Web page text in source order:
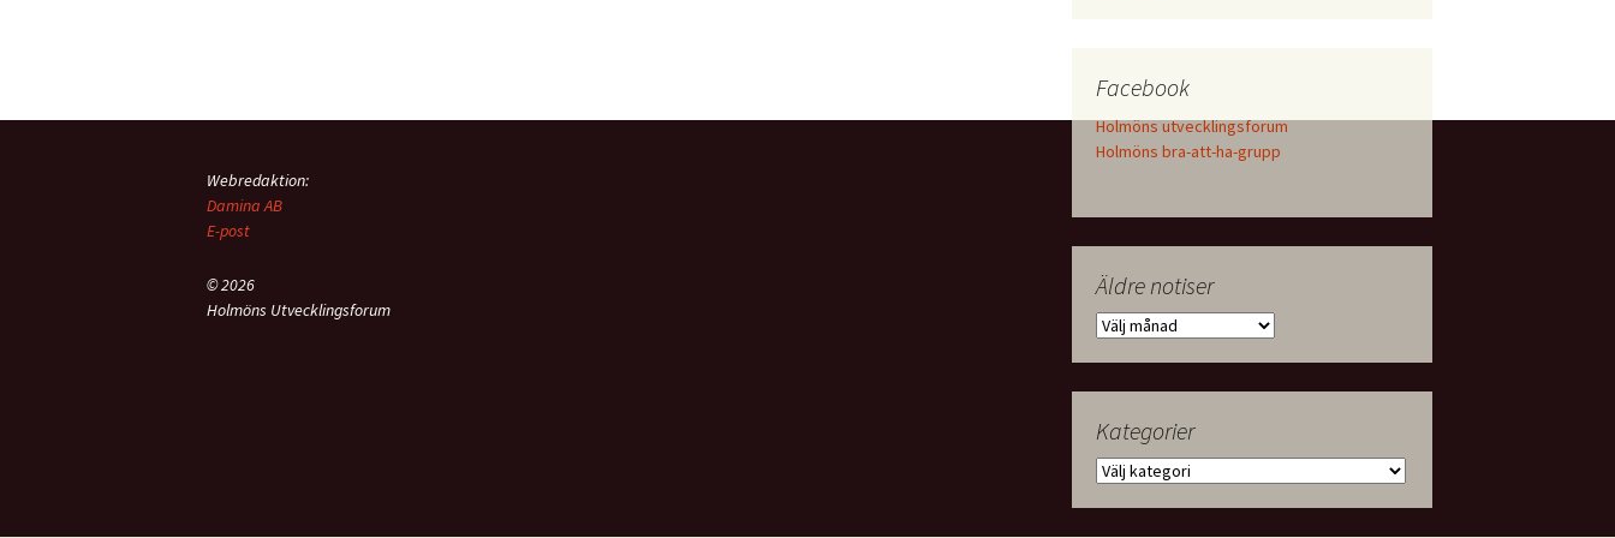
Facebook
Holmöns utvecklingsforum
Holmöns bra-att-ha-grupp
Äldre notiser
Äldre
Kategorier
Kategorier
Webredaktion:
Damina AB
E-post
© 2026
Holmöns Utvecklingsforum